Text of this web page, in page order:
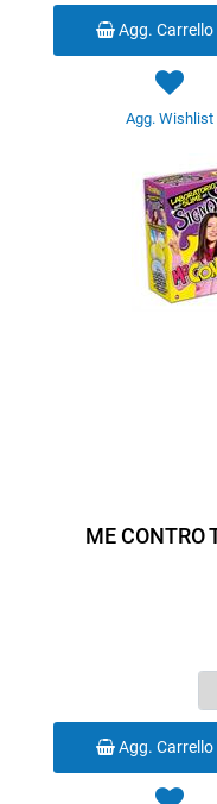
Agg. Carrello
Agg. Wishlist
ME CONTRO
Agg. Carrello